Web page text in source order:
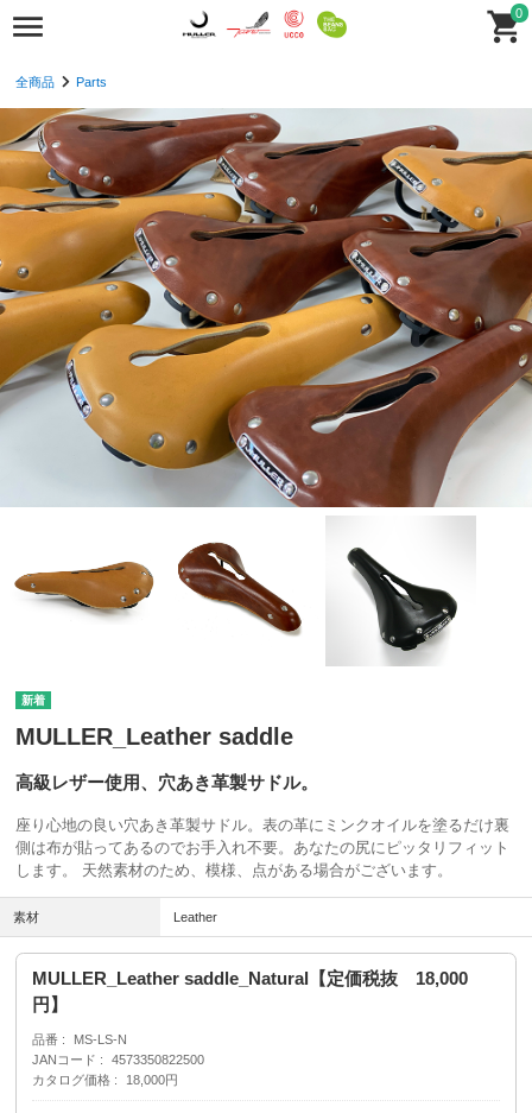
0
全商品 Parts
MULLER_Leather saddle
高級レザー使用、穴あき革製サドル。
座り心地の良い穴あき革製サドル。表の革にミンクオイルを塗るだけ裏
側は布が貼ってあるのでお手入れ不要。あなたの尻にピッタリフィット
します。 天然素材のため、模様、点がある場合がございます。
素材 Leather
MULLER_Leather saddle_Natural【定価税抜 18,000
円】
品番
MS-LS-N
JANコード
4573350822500
カタログ価格
18,000円